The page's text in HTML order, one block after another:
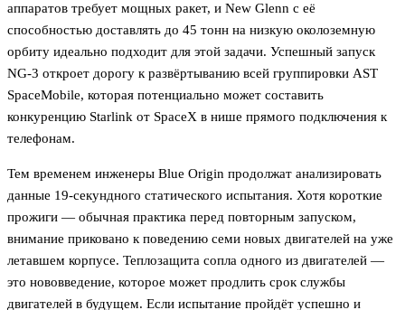
аппаратов требует мощных ракет, и New Glenn с её
способностью доставлять до 45 тонн на низкую околоземную
орбиту идеально подходит для этой задачи. Успешный запуск
NG-3 откроет дорогу к развёртыванию всей группировки AST
SpaceMobile, которая потенциально может составить
конкуренцию Starlink от SpaceX в нише прямого подключения к
телефонам.
Тем временем инженеры Blue Origin продолжат анализировать
данные 19-секундного статического испытания. Хотя короткие
прожиги — обычная практика перед повторным запуском,
внимание приковано к поведению семи новых двигателей на уже
летавшем корпусе. Теплозащита сопла одного из двигателей —
это нововведение, которое может продлить срок службы
двигателей в будущем. Если испытание пройдёт успешно и